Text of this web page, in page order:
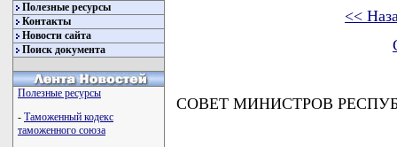
Полезные ресурсы
Контакты
Новости сайта
Поиск документа
Полезные ресурсы
- Таможенный кодекс
таможенного союза
<<
СОВЕТ МИНИСТРОВ